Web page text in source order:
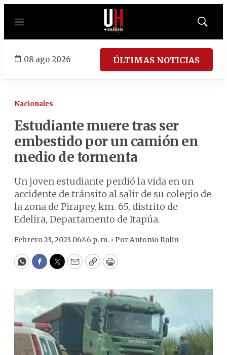
Menú
Mostrar
08 ago 2026 ÚLTIMAS NOTICIAS
Nacionales
Estudiante muere tras ser
embestido por un camión en
medio de tormenta
Un joven estudiante perdió la vida en un
accidente de tránsito al salir de su colegio de
la zona de Pirapey, km. 65, distrito de
Edelira, Departamento de Itapúa.
Febrero 23, 2023 06:46 p. m. • PorAntonio Rolin
WhatsApp
Facebook
Twitter
EmailCopyPrint